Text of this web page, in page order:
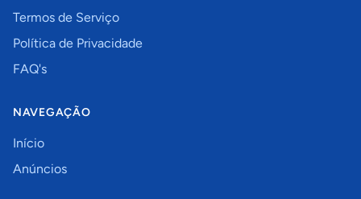
Termos de Serviço
Política de Privacidade
FAQ's
NAVEGAÇÃO
Início
Anúncios